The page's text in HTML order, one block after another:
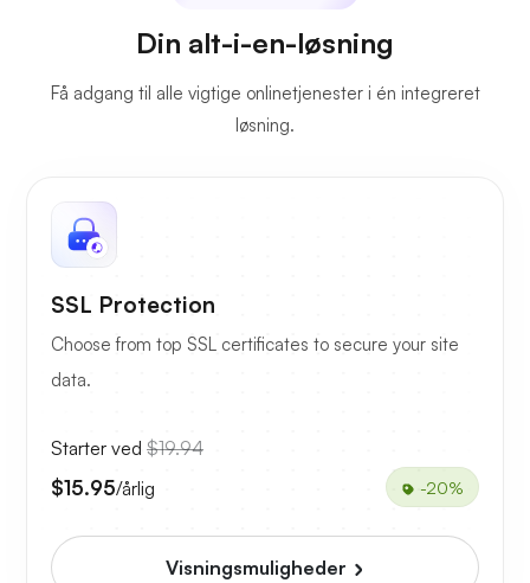
Din alt-i-en-løsning
Få adgang til alle vigtige onlinetjenester i én integreret
løsning.
SSL Protection
Choose from top SSL certificates to secure your site
data.
Starter ved $19.94
$15.95/årlig -20%
Visningsmuligheder